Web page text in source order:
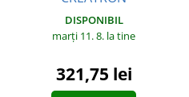
DISPONIBIL
marți 11. 8. la tine
321,75 lei